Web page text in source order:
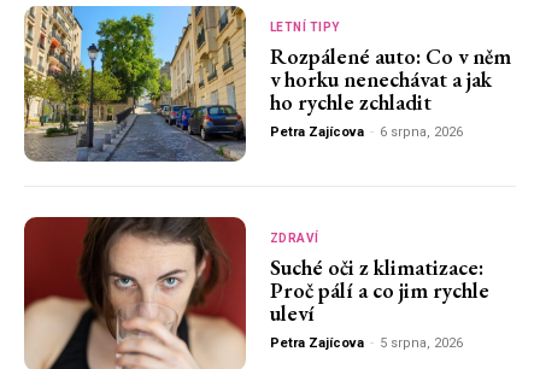
LETNÍ TIPY
Rozpálené auto: Co v něm
v horku nenechávat a jak
ho rychle zchladit
Petra Zajícova - 6 srpna, 2026
ZDRAVÍ
Suché oči z klimatizace:
Proč pálí a co jim rychle
uleví
Petra Zajícova - 5 srpna, 2026